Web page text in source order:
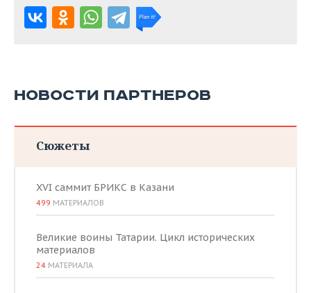
НОВОСТИ ПАРТНЕРОВ
Сюжеты
XVI саммит БРИКС в Казани
499 МАТЕРИАЛОВ
Великие воины Татарии. Цикл исторических
материалов
24 МАТЕРИАЛА